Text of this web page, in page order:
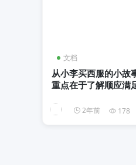
文档
从小李买西服的小故
重点在于了解顺应满
2年前 178